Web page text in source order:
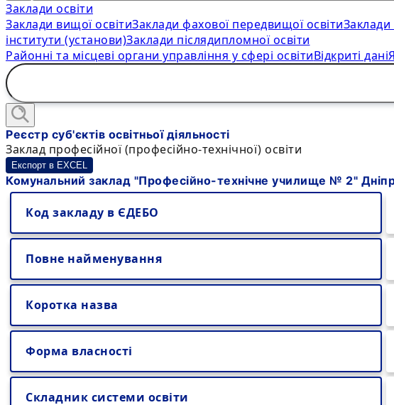
Заклади освіти
Заклади вищої освітиЗаклади фахової передвищої освітиЗаклади
інститути (установи)Заклади післядипломної освіти
Районні та місцеві органи управління у сфері освітиВідкриті дані
Реєстр суб'єктів освітньої діяльності
Заклад професійної (професійно-технічної) освіти
Експорт в EXCEL
Комунальний заклад "Професійно-технічне училище № 2"
Код закладу в ЄДЕБО
Повне найменування
Коротка назва
Форма власності
Складник системи освіти